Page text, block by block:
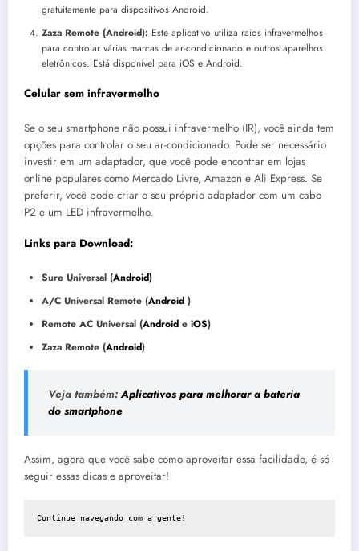
gratuitamente para dispositivos Android.
Zaza Remote (Android): Este aplicativo utiliza raios infravermelhos
para controlar várias marcas de ar-condicionado e outros aparelhos
eletrônicos. Está disponível para iOS e Android.
Celular sem infravermelho
Se o seu smartphone não possui infravermelho (IR), você ainda tem
opções para controlar o seu ar-condicionado. Pode ser necessário
investir em um adaptador, que você pode encontrar em lojas
online populares como Mercado Livre, Amazon e Ali Express. Se
preferir, você pode criar o seu próprio adaptador com um cabo
P2 e um LED infravermelho.
Links para Download:
Sure Universal (Android)
A/C Universal Remote (Android )
Remote AC Universal (Android e iOS)
Zaza Remote (Android)
Veja também:Aplicativos para melhorar a bateria
do smartphone
Assim, agora que você sabe como aproveitar essa facilidade, é só
seguir essas dicas e aproveitar!
Continue navegando com a gente!